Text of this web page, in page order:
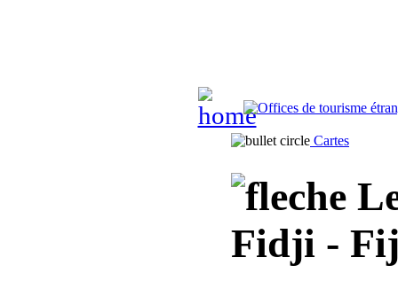
Cartes
Fidji -